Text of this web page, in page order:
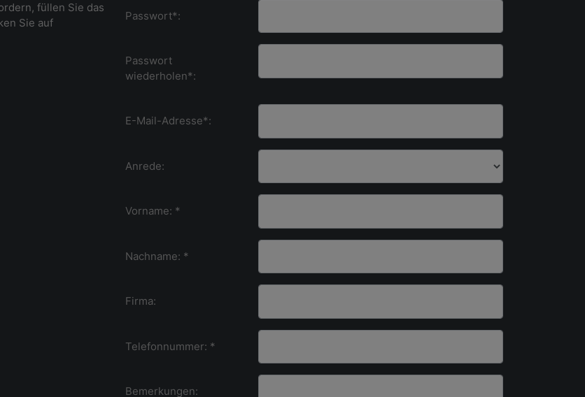
füllen Sie das
Sie auf
Passwort*:
Passwort
wiederholen*:
E-Mail-Adresse*:
Anrede:
Vorname: *
Nachname: *
Firma:
Telefonnummer: *
Bemerkungen: